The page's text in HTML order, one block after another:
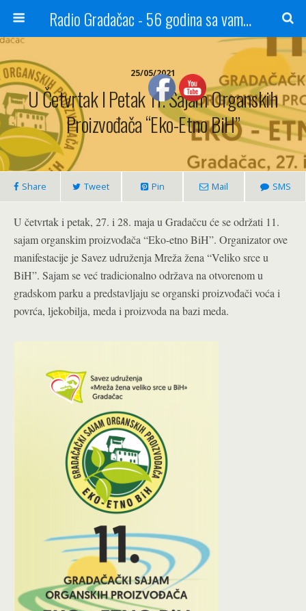
Radio Gradačac - 56 godina sa vama...
25/05/2021
U Četvrtak I Petak 11. Sajam Organskih
Proizvođača “Eko-Etno BiH”
Share Tweet Pin Mail SMS
U četvrtak i petak, 27. i 28. maja u Gradačcu će se održati 11.
sajam organskim proizvođača “Eko-etno BiH”. Organizator ove
manifestacije je Savez udruženja Mreža žena “Veliko srce u
BiH”. Sajam se već tradicionalno održava na otvorenom u
gradskom parku a predstavljaju se organski proizvođači voća i
povrća, ljekobilja, meda i proizvoda na bazi meda.